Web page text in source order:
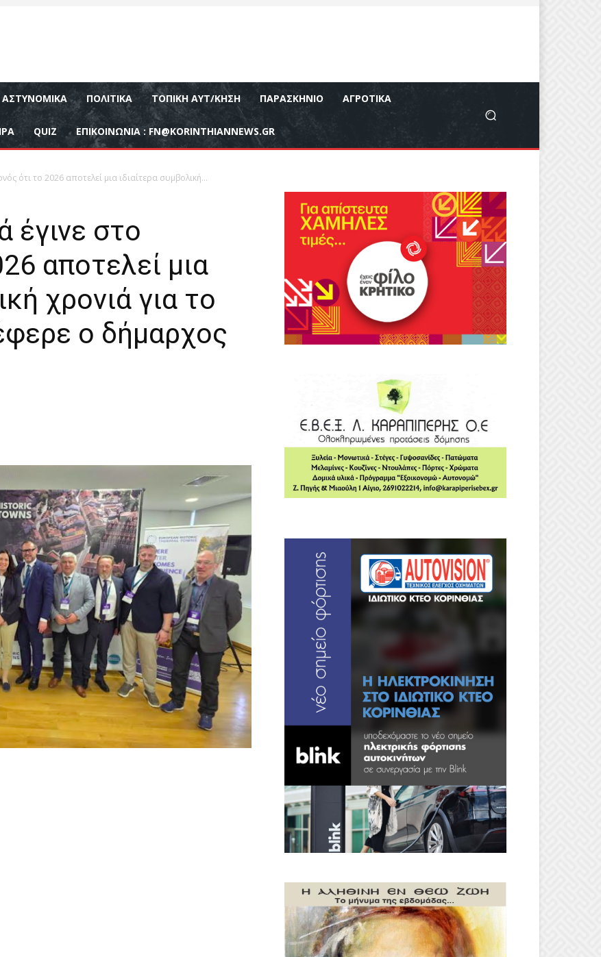
ΑΣΤΥΝΟΜΙΚΆ ΠΟΛΙΤΙΚΆ ΤΟΠΙΚΉ ΑΥΤ/ΚΗΣΗ ΠΑΡΑΣΚΉΝΙΟ ΑΓΡΟΤΙΚΆ
QUIZ ΕΠΙΚΟΙΝΩΝΊΑ : FN@KORINTHIANNEWS.GR
ότι το 2026 αποτελεί μια ιδιαίτερα συμβολική...
έγινε στο
αποτελεί μια
χρονιά για το
ο δήμαρχος